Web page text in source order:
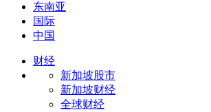
东南亚
国际
中国
财经
新加坡股市
新加坡财经
全球财经